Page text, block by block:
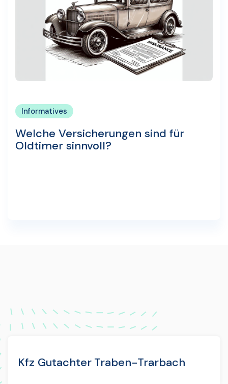
Informatives
Welche Versicherungen sind für
Oldtimer sinnvoll?
Kfz Gutachter Traben-Trarbach